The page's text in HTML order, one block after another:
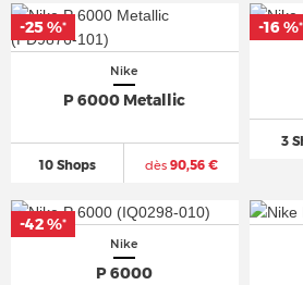
Nike
P 6000 Metallic
10 Shops dès90,56 €
-25 %*
3
-16 %*
Nike
P 6000
-42 %*